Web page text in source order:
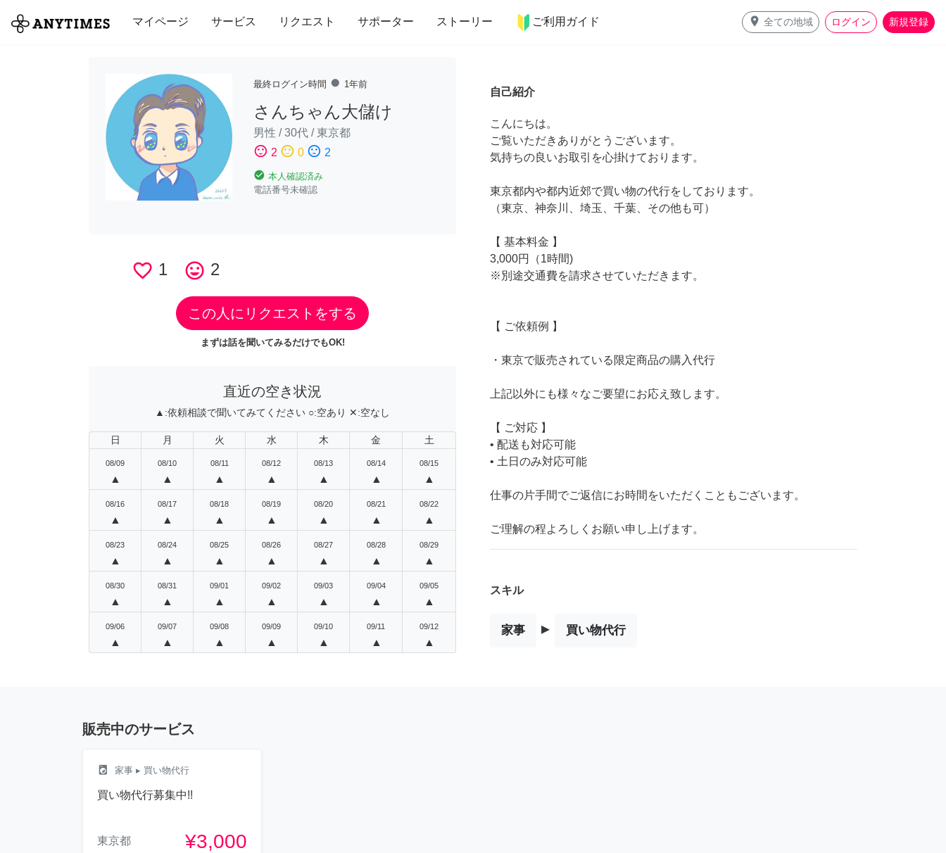
マイページ サービス リクエスト サポーター ストーリー ご利用ガイド place 全ての地域 ログイン 新規登録
全て 修理・組立 家事 引っ越し インテリア 趣味・習い事 ペット 料理
最終ログイン時間 fiber_manual_record 1年前
さんちゃん大儲け
男性 /30代 /東京都
sentiment_satisfied 2 sentiment_neutral 0 sentiment_dissatisfied 2
check_circle 本人確認済み
電話番号未確認
favorite_border 1 tag_faces 2
この人にリクエストをする
まずは話を聞いてみるだけでもOK!
直近の空き状況
▲:依頼相談で聞いてみてください ○:空あり ✕:空なし
日 月 火 水 木 金 土
08/09
▲
08/10
▲
08/11
▲
08/12
▲
08/13
▲
08/14
▲
08/15
▲
08/16
▲
08/17
▲
08/18
▲
08/19
▲
08/20
▲
08/21
▲
08/22
▲
08/23
▲
08/24
▲
08/25
▲
08/26
▲
08/27
▲
08/28
▲
08/29
▲
08/30
▲
08/31
▲
09/01
▲
09/02
▲
09/03
▲
09/04
▲
09/05
▲
09/06
▲
09/07
▲
09/08
▲
09/09
▲
09/10
▲
09/11
▲
09/12
▲
自己紹介
こんにちは。
ご覧いただきありがとうございます。
気持ちの良いお取引を心掛けております。
東京都内や都内近郊で買い物の代行をしております。
（東京、神奈川、埼玉、千葉、その他も可）
【 基本料金 】
3,000円（1時間)
※別途交通費を請求させていただきます。
【 ご依頼例 】
・東京で販売されている限定商品の購入代行
上記以外にも様々なご要望にお応え致します。
【 ご対応 】
• 配送も対応可能
• 土日のみ対応可能
仕事の片手間でご返信にお時間をいただくこともございます。
ご理解の程よろしくお願い申し上げます。
スキル
家事 ▸ 買い物代行
販売中のサービス
local_laundry_service 家事 ▸ 買い物代行
買い物代行募集中!!
東京都 ¥3,000